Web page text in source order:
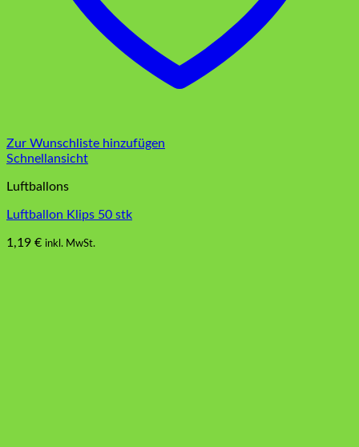
Zur Wunschliste hinzufügen
Schnellansicht
Luftballons
Luftballon Klips 50 stk
1,19 € inkl. MwSt.